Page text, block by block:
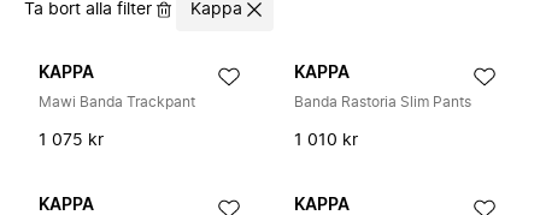
Ta bort alla filter Kappa
KAPPA
Mawi Banda Trackpant
1 075 kr
KAPPA
Banda Rastoria Slim Pants
1 010 kr
KAPPA KAPPA